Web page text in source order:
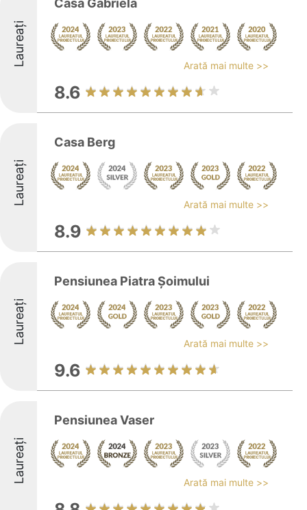
Laureați
Casa Gabriela
Arată mai multe >>
8.6
Laureați
Casa Berg
Arată mai multe >>
8.9
Laureați
Pensiunea Piatra Șoimului
Arată mai multe >>
9.6
Laureați
Pensiunea Vaser
Arată mai multe >>